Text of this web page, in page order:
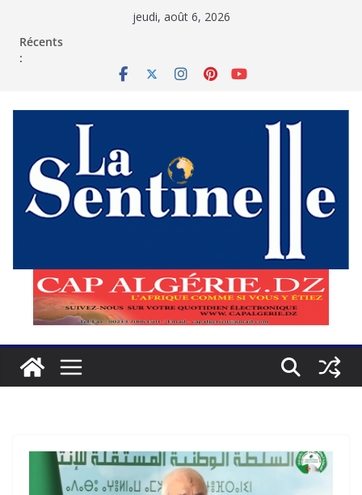
jeudi, août 6, 2026
Récents
: